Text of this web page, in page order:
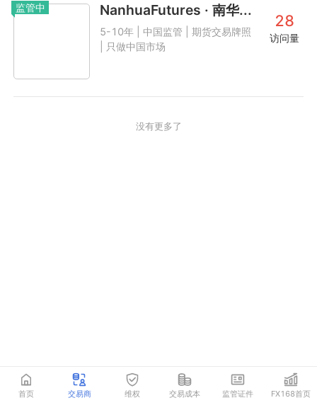
监管中 NanhuaFutures · 南华...
5-10年 | 中国监管 | 期货交易牌照
| 只做中国市场
28
访问量
没有更多了
首页 交易商 维权 交易成本 监管证件 FX168首页